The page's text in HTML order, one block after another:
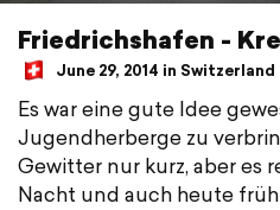
Friedrichshafen -
June 29, 2014 in Switzerland
Es war eine gute Idee
Jugendherberge zu
Gewitter nur kurz, aber es
Nacht und auch heute